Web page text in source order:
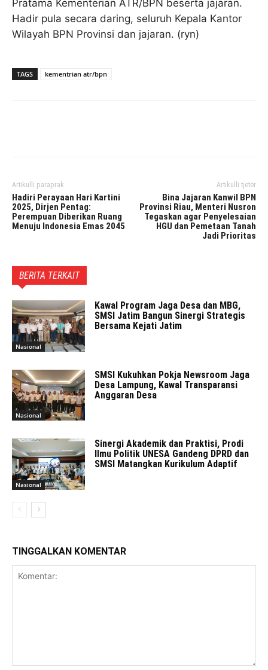
Pratama Kementerian ATR/BPN beserta jajaran.
Hadir pula secara daring, seluruh Kepala Kantor
Wilayah BPN Provinsi dan jajaran. (ryn)
TAGS kementrian atr/bpn
Artikulli paraprak
Hadiri Perayaan Hari Kartini
2025, Dirjen Pentag:
Perempuan Diberikan Ruang
Menuju Indonesia Emas 2045
Artikulli tjetër
Bina Jajaran Kanwil BPN
Provinsi Riau, Menteri Nusron
Tegaskan agar Penyelesaian
HGU dan Pemetaan Tanah
Jadi Prioritas
BERITA TERKAIT
Nasional
Kawal Program Jaga Desa dan MBG,
SMSI Jatim Bangun Sinergi Strategis
Bersama Kejati Jatim
Nasional
SMSI Kukuhkan Pokja Newsroom Jaga
Desa Lampung, Kawal Transparansi
Anggaran Desa
Nasional
Sinergi Akademik dan Praktisi, Prodi
Ilmu Politik UNESA Gandeng DPRD dan
SMSI Matangkan Kurikulum Adaptif
TINGGALKAN KOMENTAR